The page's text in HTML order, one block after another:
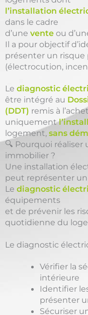
l’installation
dans le cadre
d’une vente ou
Il a pour objectif
présenter un risque
(électrocution,
Le diagnostic
être intégré au
(DDT) remis à
uniquement
logement, sans
🔍 Pourquoi
immobilier ?
Une installation
peut représenter
Le diagnostic
équipements
et de prévenir les
quotidienne du
Le diagnostic
Vérifier la
intérieure
Identifier
présenter
Sécuriser